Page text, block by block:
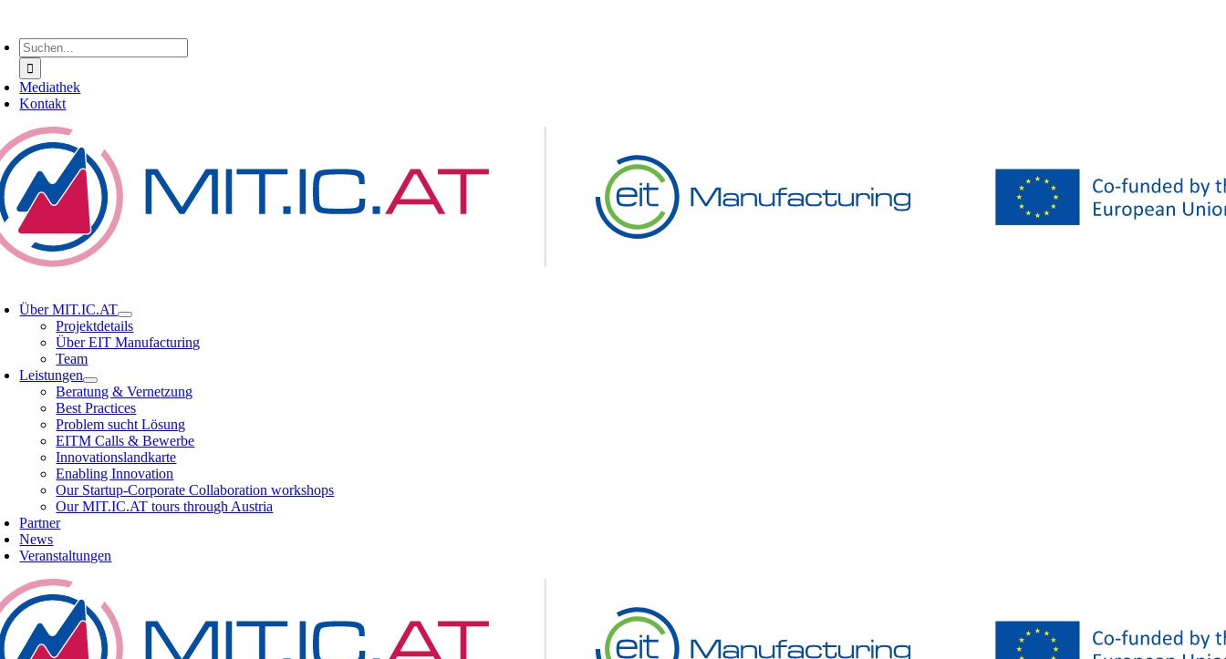
springen
Suche
nach:
Mediathek
Kontakt
Über MIT.IC.AT
Projektdetails
Über EIT Manufacturing
Team
Leistungen
Beratung & Vernetzung
Best Practices
Problem sucht Lösung
EITM Calls & Bewerbe
Innovationslandkarte
Enabling Innovation
Our Startup-Corporate Collaboration workshops
Our MIT.IC.AT tours through Austria
Partner
News
Veranstaltungen